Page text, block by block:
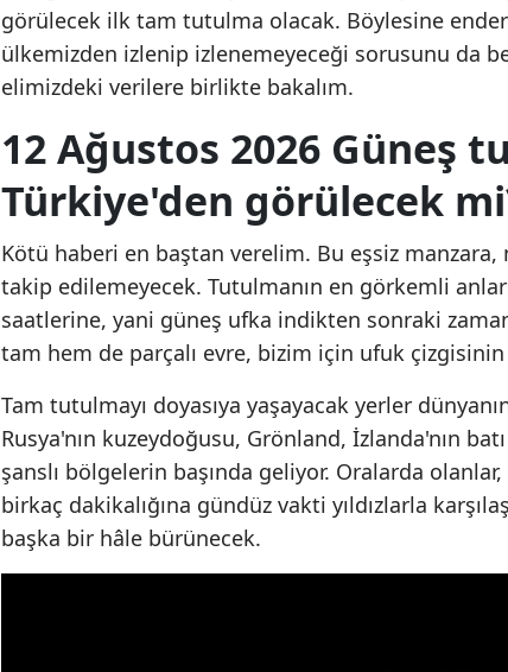
Hakkari
Mersin
İstanbul
Kars
Kayseri
Kırklareli
Kırşehir
görülecek ilk tam tutulma olacak. Böylesine
ülkemizden izlenip izlenemeyeceği sorusunu da
elimizdeki verilere birlikte bakalım.
12 Ağustos 2026 Güneş
Türkiye'den görülecek
Kötü haberi en baştan verelim. Bu eşsiz manzara,
takip edilemeyecek. Tutulmanın en görkemli
saatlerine, yani güneş ufka indikten sonraki
tam hem de parçalı evre, bizim için ufuk çizgisinin
Tam tutulmayı doyasıya yaşayacak yerler
Rusya'nın kuzeydoğusu, Grönland, İzlanda'nın
şanslı bölgelerin başında geliyor. Oralarda
birkaç dakikalığına gündüz vakti yıldızlarla
başka bir hâle bürünecek.